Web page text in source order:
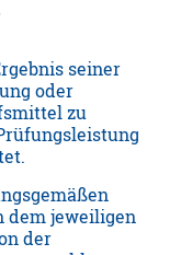
seiner
oder
zu
dem jeweiligen
der